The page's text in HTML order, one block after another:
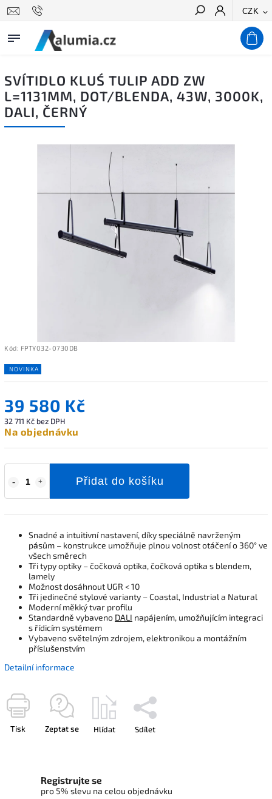
CZK
Hledat
SVÍTIDLO KLUŚ TULIP ADD ZW
L=1131MM, DOT/BLENDA, 43W, 3000K,
DALI, ČERNÝ
Kód: FPTY032-0730DB
NOVINKA
39 580 Kč
32 711 Kč bez DPH
Na objednávku
Přidat do košíku
Snadné a intuitivní nastavení, díky speciálně navrženým
pásům – konstrukce umožňuje plnou volnost otáčení o 360° ve
všech směrech
Tři typy optiky – čočková optika, čočková optika s blendem,
lamely
Možnost dosáhnout UGR < 10
Tři jedinečné stylové varianty – Coastal, Industrial a Natural
Moderní měkký tvar profilu
Standardně vybaveno DALI napájením, umožňujícím integraci
s řídicím systémem
Vybaveno světelným zdrojem, elektronikou a montážním
příslušenstvím
Detailní informace
Tisk Zeptat se Hlídat Sdílet
Registrujte se
pro 5% slevu na celou objednávku